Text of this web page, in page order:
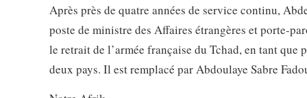
Après près de quatre années de service continu,
poste de ministre des Affaires étrangères et porte-
le retrait de l’armée française du Tchad, en tant que
deux pays. Il est remplacé par Abdoulaye Sabre